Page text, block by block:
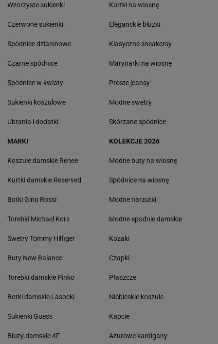
Wzorzyste sukienki
Czerwone sukienki
Spódnice dzianinowe
Czarne spódnice
Spódnice w kwiaty
Sukienki koszulowe
Ubrania i dodatki
Kurtki na wiosnę
Eleganckie bluzki
Klasyczne sneakersy
Marynarki na wiosnę
Proste jeansy
Modne swetry
Skórzane spódnice
MARKI
Koszule damskie Renee
Kurtki damskie Reserved
Botki Gino Rossi
Torebki Michael Kors
Swetry Tommy Hilfiger
Buty New Balance
Torebki damskie Pinko
Botki damskie Lasocki
Sukienki Guess
Bluzy damskie 4F
KOLEKCJE 2026
Modne buty na wiosnę
Spódnice na wiosnę
Modne narzutki
Modne spodnie damskie
Kozaki
Czapki
Płaszcze
Niebieskie koszule
Kapcie
Ażurowe kardigany